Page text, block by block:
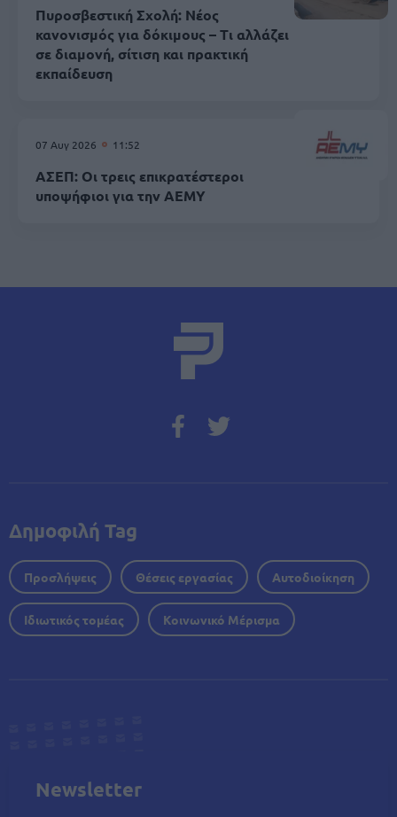
Πυροσβεστική Σχολή: Νέος
κανονισμός για δόκιμους – Τι αλλάζει
σε διαμονή, σίτιση και πρακτική
εκπαίδευση
07 Αυγ 2026 11:52
ΑΣΕΠ: Οι τρεις επικρατέστεροι
υποψήφιοι για την ΑΕΜΥ
Δημοφιλή Tag
Προσλήψεις Θέσεις εργασίας Αυτοδιοίκηση
Ιδιωτικός τομέας Κοινωνικό Μέρισμα
Newsletter